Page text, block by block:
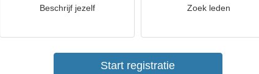
Beschrijf jezelf Zoek leden
Start registratie